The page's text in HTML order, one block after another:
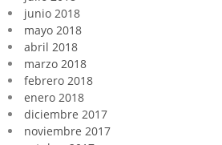
junio 2018
mayo 2018
abril 2018
marzo 2018
febrero 2018
enero 2018
diciembre 2017
noviembre 2017